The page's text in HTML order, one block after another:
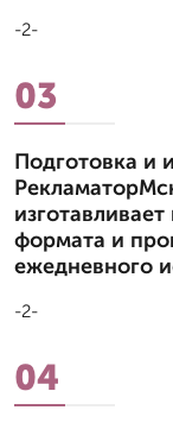
-2-
03
Подготовка и
формата и
ежедневного
-2-
04